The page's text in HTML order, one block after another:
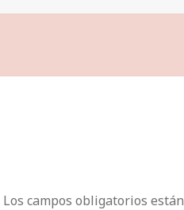
Los campos obligatorios están